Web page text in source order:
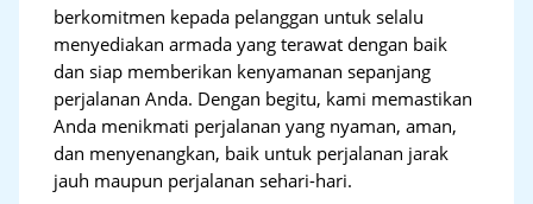
berkomitmen kepada pelanggan untuk selalu
menyediakan armada yang terawat dengan baik
dan siap memberikan kenyamanan sepanjang
perjalanan Anda. Dengan begitu, kami memastikan
Anda menikmati perjalanan yang nyaman, aman,
dan menyenangkan, baik untuk perjalanan jarak
jauh maupun perjalanan sehari-hari.